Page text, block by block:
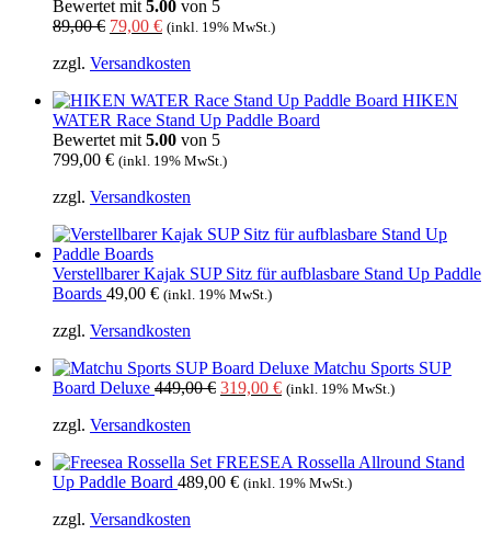
Bewertet mit 5.00 von 5
89,00€ Ursprünglicher
war:
79,00 €Aktueller
ist:
(inkl. 19% MwSt.)
zzgl. Versandkosten
HIKEN
WATER Race Stand Up Paddle Board
Bewertet mit 5.00 von 5
799,00 € (inkl. 19% MwSt.)
zzgl. Versandkosten
Verstellbarer Kajak SUP Sitz für aufblasbare Stand Up Paddle
Boards 49,00 € (inkl. 19% MwSt.)
zzgl. Versandkosten
Matchu Sports SUP
Board Deluxe 449,00€ Ursprünglicher
319,00 €Aktueller
(inkl. 19% MwSt.)
zzgl. Versandkosten
FREESEA Rossella Allround Stand
Up Paddle Board 489,00 € (inkl. 19% MwSt.)
zzgl. Versandkosten